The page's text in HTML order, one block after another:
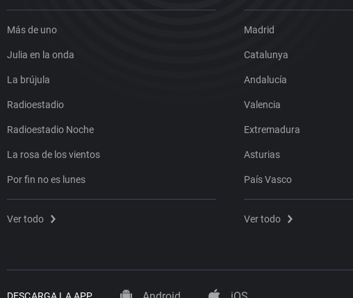
Más de uno
Julia en la onda
La brújula
Radioestadio
Radioestadio Noche
La rosa de los vientos
Por fin no es lunes
Ver todo
Madrid
Catalunya
Andalucía
Valencia
Extremadura
Asturias
País Vasco
Ver todo